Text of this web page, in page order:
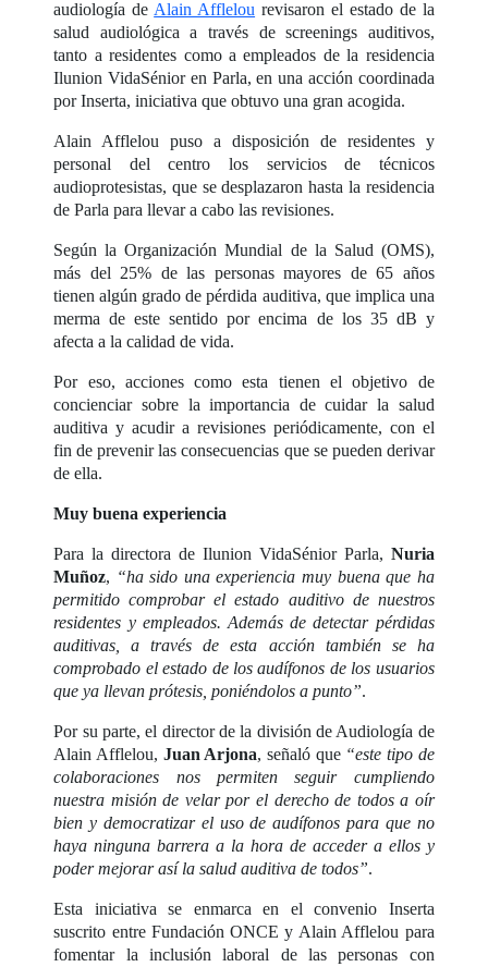
audiología de Alain Afflelou revisaron el estado de la
salud audiológica a través de screenings auditivos,
tanto a residentes como a empleados de la residencia
Ilunion VidaSénior en Parla, en una acción coordinada
por Inserta, iniciativa que obtuvo una gran acogida.
Alain Afflelou puso a disposición de residentes y
personal del centro los servicios de técnicos
audioprotesistas, que se desplazaron hasta la residencia
de Parla para llevar a cabo las revisiones.
Según la Organización Mundial de la Salud (OMS),
más del 25% de las personas mayores de 65 años
tienen algún grado de pérdida auditiva, que implica una
merma de este sentido por encima de los 35 dB y
afecta a la calidad de vida.
Por eso, acciones como esta tienen el objetivo de
concienciar sobre la importancia de cuidar la salud
auditiva y acudir a revisiones periódicamente, con el
fin de prevenir las consecuencias que se pueden derivar
de ella.
Muy buena experiencia
Para la directora de Ilunion VidaSénior Parla, Nuria
Muñoz, “ha sido una experiencia muy buena que ha
permitido comprobar el estado auditivo de nuestros
residentes y empleados. Además de detectar pérdidas
auditivas, a través de esta acción también se ha
comprobado el estado de los audífonos de los usuarios
que ya llevan prótesis, poniéndolos a punto”.
Por su parte, el director de la división de Audiología de
Alain Afflelou, Juan Arjona, señaló que “este tipo de
colaboraciones nos permiten seguir cumpliendo
nuestra misión de velar por el derecho de todos a oír
bien y democratizar el uso de audífonos para que no
haya ninguna barrera a la hora de acceder a ellos y
poder mejorar así la salud auditiva de todos”.
Esta iniciativa se enmarca en el convenio Inserta
suscrito entre Fundación ONCE y Alain Afflelou para
fomentar la inclusión laboral de las personas con